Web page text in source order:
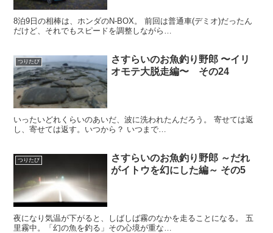
8泊9日の相棒は、ホンダのN-BOX。 前回は普通車(デミオ)だったん
だけど、それでもスピードを調整しながら…
つりたび
さすらいのお魚釣り野郎 〜イリ
オモテ大脱走編〜 その24
いったいどれくらいのあいだ、波に洗われたんだろう。 寄せては返
し、寄せては返す。いつから？ いつまで…
つりたび
さすらいのお魚釣り野郎 ～だれ
がイトウを幻にした編～ その5
夜になり気温が下がると、しばしば霧のなかを走ることになる。 五
里霧中。「幻の魚を釣る」その心境が重な…